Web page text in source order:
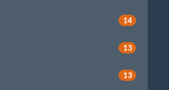
14
13
13